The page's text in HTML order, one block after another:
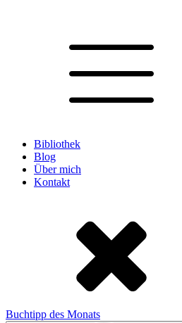
Bibliothek
Blog
Über mich
Kontakt
Buchtipp des Monats